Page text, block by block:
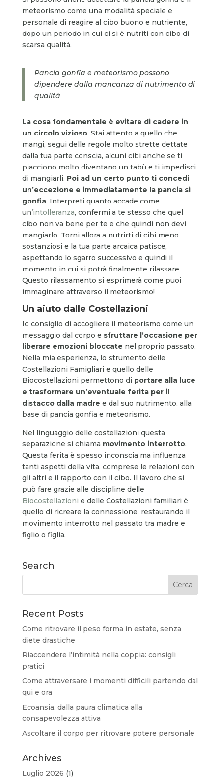
meteorismo come una modalità speciale e
personale di reagire al cibo buono e nutriente,
dopo un periodo in cui ci si è nutriti con cibo di
scarsa qualità.
Pancia gonfia e meteorismo possono
dipendere dalla mancanza di nutrimento di
qualità
La cosa fondamentale è evitare di cadere in
un circolo vizioso. Stai attento a quello che
mangi, segui delle regole molto strette dettate
dalla tua parte conscia, alcuni cibi anche se ti
piacciono molto diventano un tabù e ti impedisci
di mangiarli. Poi ad un certo punto ti concedi
un’eccezione e immediatamente la pancia si
gonfia. Interpreti quanto accade come
un’intolleranza, confermi a te stesso che quel
cibo non va bene per te e che quindi non devi
mangiarlo. Torni allora a nutrirti di cibi meno
sostanziosi e la tua parte arcaica patisce,
aspettando lo sgarro successivo e quindi il
momento in cui si potrà finalmente rilassare.
Questo rilassamento si esprimerà come puoi
immaginare attraverso il meteorismo!
Un aiuto dalle Costellazioni
Io consiglio di accogliere il meteorismo come un
messaggio dal corpo e sfruttare l’occasione per
liberare emozioni bloccate nel proprio passato.
Nella mia esperienza, lo strumento delle
Costellazioni Famigliari e quello delle
Biocostellazioni permettono di portare alla luce
e trasformare un’eventuale ferita per il
distacco dalla madre e dal suo nutrimento, alla
base di pancia gonfia e meteorismo.
Nel linguaggio delle costellazioni questa
separazione si chiama movimento interrotto.
Questa ferita è spesso inconscia ma influenza
tanti aspetti della vita, comprese le relazioni con
gli altri e il rapporto con il cibo. Il lavoro che si
può fare grazie alle discipline delle
Biocostellazioni e delle Costellazioni familiari è
quello di ricreare la connessione, restaurando il
movimento interrotto nel passato tra madre e
figlio o figlia.
Search
Recent Posts
Come ritrovare il peso forma in estate, senza
diete drastiche
Riaccendere l’intimità nella coppia: consigli
pratici
Come attraversare i momenti difficili partendo dal
qui e ora
Ecoansia, dalla paura climatica alla
consapevolezza attiva
Ascoltare il corpo per ritrovare potere personale
Archives
Luglio 2026 (1)